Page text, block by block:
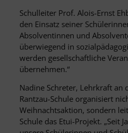
Schulleiter Prof. Alois-Ernst
den Einsatz seiner
Absolventinnen und
überwiegend in
werden gesellschaftliche
übernehmen.“
Nadine Schreter, Lehrkraft an
Rantzau-Schule organisiert
Weihnachtsaktion, sondern
Schule das Etui-Projekt. „Seit